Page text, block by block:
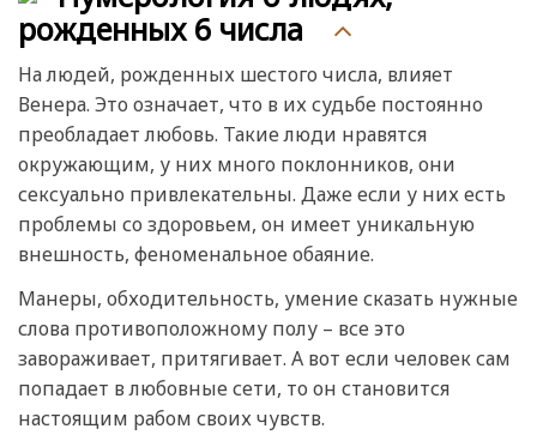
рожденных 6 числа
На людей, рожденных шестого числа, влияет
Венера. Это означает, что в их судьбе постоянно
преобладает любовь. Такие люди нравятся
окружающим, у них много поклонников, они
сексуально привлекательны. Даже если у них есть
проблемы со здоровьем, он имеет уникальную
внешность, феноменальное обаяние.
Манеры, обходительность, умение сказать нужные
слова противоположному полу – все это
завораживает, притягивает. А вот если человек сам
попадает в любовные сети, то он становится
настоящим рабом своих чувств.